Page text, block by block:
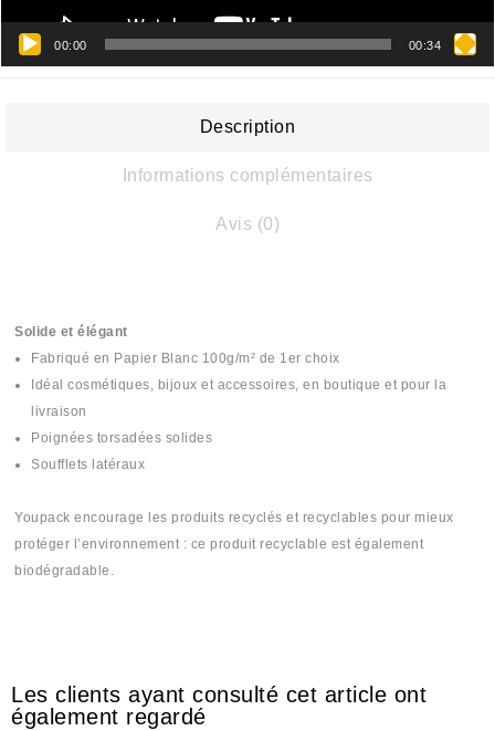
00:00 00:34
Description
Informations complémentaires
Avis (0)
Solide et élégant
Fabriqué en Papier Blanc 100g/m² de 1er choix
Idéal cosmétiques, bijoux et accessoires, en boutique et pour la
livraison
Poignées torsadées solides
Soufflets latéraux
Youpack encourage les produits recyclés et recyclables pour mieux
protéger l’environnement : ce produit recyclable est également
biodégradable.
Les clients ayant consulté cet article ont
également regardé